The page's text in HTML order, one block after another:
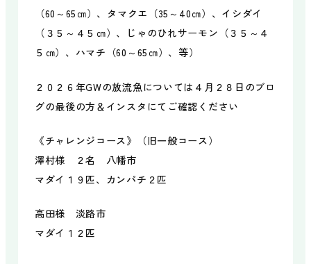
レンタルボート
マリンクラフト
サウナ
朝ヨガ
施設について
場内マップ
遊び図鑑
ニュース
アクセス
（60～65㎝）、タマクエ（35～40㎝）、イシダイ
（３５～４５㎝）、じゃのひれサーモン（３５～４
５㎝）、ハマチ（60～65㎝）、等）
２０２６年GWの放流魚については４月２８日のブロ
グの最後の方＆インスタにてご確認ください
《チャレンジコース》（旧一般コース）
澤村様 ２名 八幡市
マダイ１９匹、カンパチ２匹
高田様 淡路市
マダイ１２匹